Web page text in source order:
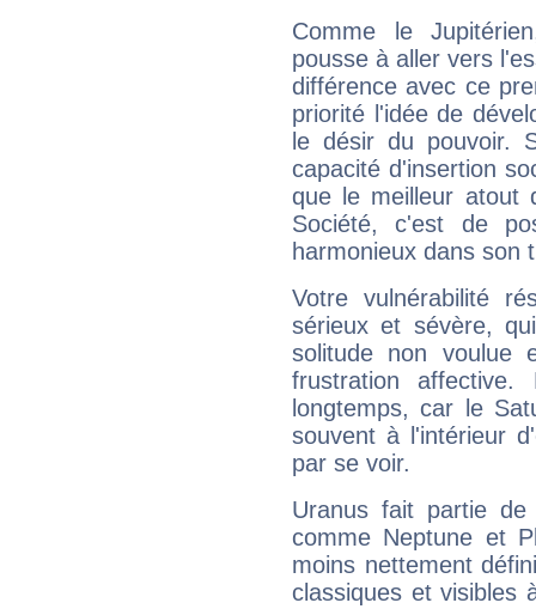
Comme le
pousse à aller vers
différence avec ce
priorité l'idée de
le désir du pouvoir.
capacité d'insertion
que le meilleur atout
Société, c'est de
harmonieux dans son
Votre vulnérabilité
sérieux et sévère,
solitude non voulue
frustration
longtemps, car le
souvent à l'intérieur
par se voir.
Uranus fait partie
comme Neptune et
moins nettement
classiques et visibles